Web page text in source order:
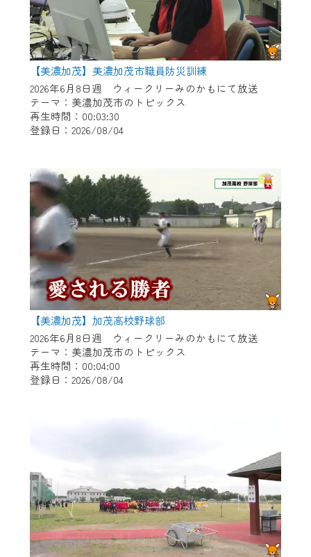
【美濃加茂】美濃加茂市職員防災訓練
2026年6月8日週 ウィークリーみのかもにて放送
テーマ：美濃加茂市のトピックス
再生時間：00:03:30
登録日：2026/08/04
【美濃加茂】加茂高校野球部
2026年6月8日週 ウィークリーみのかもにて放送
テーマ：美濃加茂市のトピックス
再生時間：00:04:00
登録日：2026/08/04